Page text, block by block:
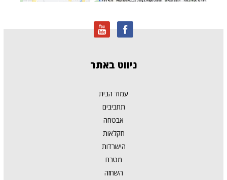
ניווט באתר
עמוד הבית
תחביבים
אבטחה
חקלאות
הישרדות
מטבח
השחזה